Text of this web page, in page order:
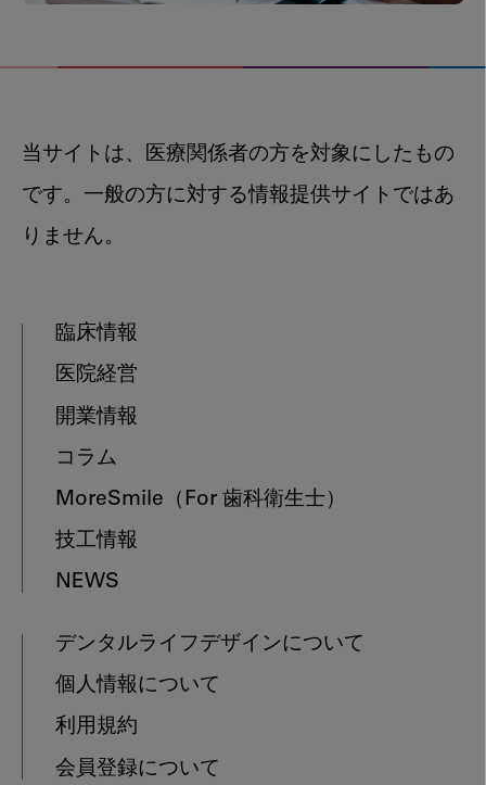
当サイトは、医療関係者の方を対象にしたもの
です。一般の方に対する情報提供サイトではあ
りません。
臨床情報
医院経営
開業情報
コラム
MoreSmile （For 歯科衛生士）
技工情報
NEWS
デンタルライフデザインについて
個人情報について
利用規約
会員登録について